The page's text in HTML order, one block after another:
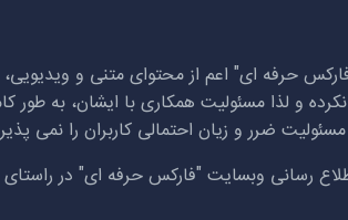
حرفه ای" اعم از محتوای متنی و
نکرده و لذا مسئولیت همکاری با ایشان، به
ضرر و زیان احتمالی کاربران را نمی
رسانی وبسایت "فارکس حرفه ای" در